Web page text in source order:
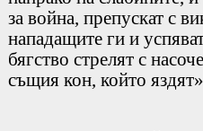
за война, препускат с
нападащите ги и
бягство стрелят с
същия кон, който